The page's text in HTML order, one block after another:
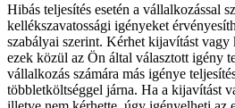
Hibás teljesítés esetén a vállalkozással
kellékszavatossági igényeket
szabályai szerint. Kérhet kijavítást vagy
ezek közül az Ön által választott igény
vállalkozás számára más igénye
többletköltséggel járna. Ha a kijavítást